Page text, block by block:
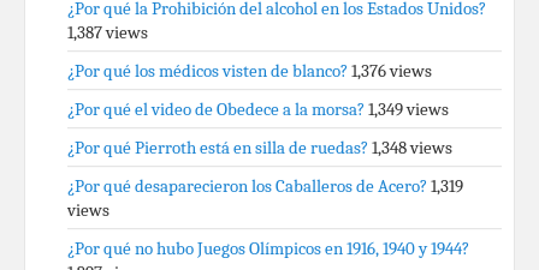
¿Por qué la Prohibición del alcohol en los Estados Unidos?
1,387 views
¿Por qué los médicos visten de blanco? 1,376 views
¿Por qué el video de Obedece a la morsa? 1,349 views
¿Por qué Pierroth está en silla de ruedas? 1,348 views
¿Por qué desaparecieron los Caballeros de Acero? 1,319
views
¿Por qué no hubo Juegos Olímpicos en 1916, 1940 y 1944?